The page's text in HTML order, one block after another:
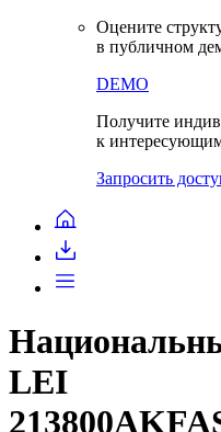
Оцените
в публичном
DEMO
Получите
к
Запросить
LEI